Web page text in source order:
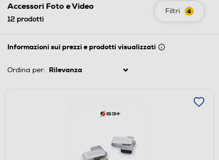
Filtri 4
Accessori Foto e Video
12prodotti
Informazioni sui prezzi e prodotti visualizzati
Ordina per: